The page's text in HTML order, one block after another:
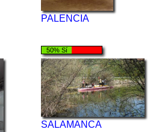
PALENCIA
50% Sí
SALAMANCA